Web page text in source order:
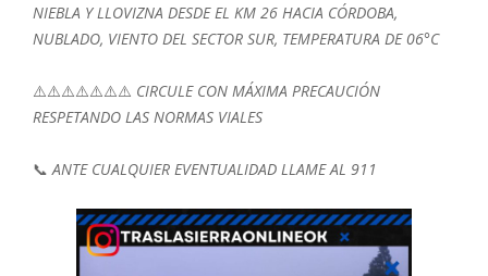
NIEBLA Y LLOVIZNA DESDE EL KM 26 HACIA CÓRDOBA,
NUBLADO, VIENTO DEL SECTOR SUR, TEMPERATURA DE 06°C
⚠️⚠️⚠️⚠️⚠️⚠️⚠️ CIRCULE CON MÁXIMA PRECAUCIÓN
RESPETANDO LAS NORMAS VIALES
📞 ANTE CUALQUIER EVENTUALIDAD LLAME AL 911